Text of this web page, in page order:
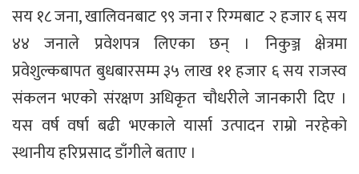
सय १८ जना, खालिवनबाट ९९ जना र रिग्मबाट २ हजार ६ सय
४४ जनाले प्रवेशपत्र लिएका छन् । निकुञ्ज क्षेत्रमा
प्रवेशुल्कबापत बुधबारसम्म ३५ लाख ११ हजार ६ सय राजस्व
संकलन भएको संरक्षण अधिकृत चौधरीले जानकारी दिए ।
यस वर्ष वर्षा बढी भएकाले यार्सा उत्पादन राम्रो नरहेको
स्थानीय हरिप्रसाद डाँगीले बताए ।